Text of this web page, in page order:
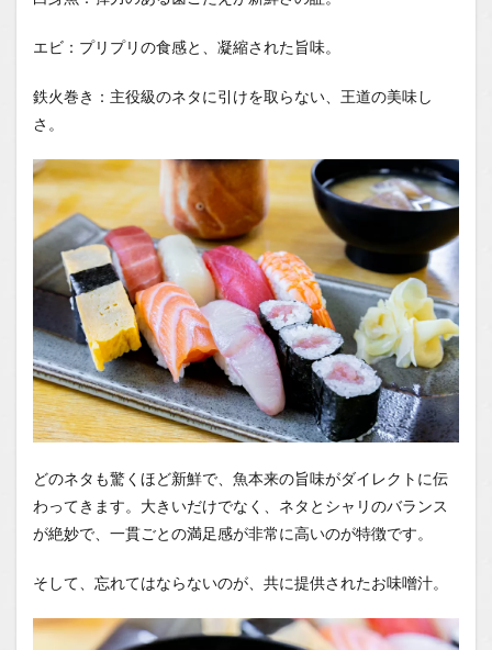
エビ：プリプリの食感と、凝縮された旨味。
鉄火巻き：主役級のネタに引けを取らない、王道の美味し
さ。
どのネタも驚くほど新鮮で、魚本来の旨味がダイレクトに伝
わってきます。大きいだけでなく、ネタとシャリのバランス
が絶妙で、一貫ごとの満足感が非常に高いのが特徴です。
そして、忘れてはならないのが、共に提供されたお味噌汁。